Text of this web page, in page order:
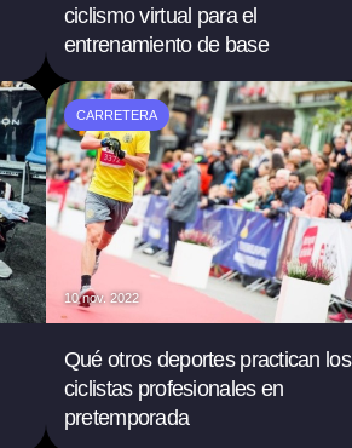
ciclismo virtual para el
entrenamiento de base
CARRETERA
10 nov. 2022
Qué otros deportes practican los
ciclistas profesionales en
pretemporada